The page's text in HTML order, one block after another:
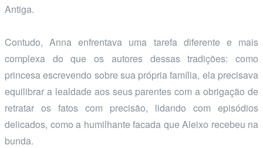
Antiga.
Contudo, Anna enfrentava uma tarefa diferente e mais
complexa do que os autores dessas tradições: como
princesa escrevendo sobre sua própria família, ela precisava
equilibrar a lealdade aos seus parentes com a obrigação de
retratar os fatos com precisão, lidando com episódios
delicados, como a humilhante facada que Aleixo recebeu na
bunda.